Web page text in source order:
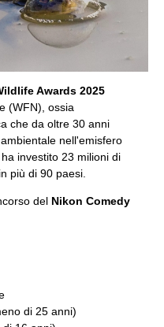
Awards 2025
(WFN), ossia
che da oltre 30 anni
nell'emisfero
investito 23 milioni di
più di 90 paesi.
del Nikon Comedy
di 25 anni)